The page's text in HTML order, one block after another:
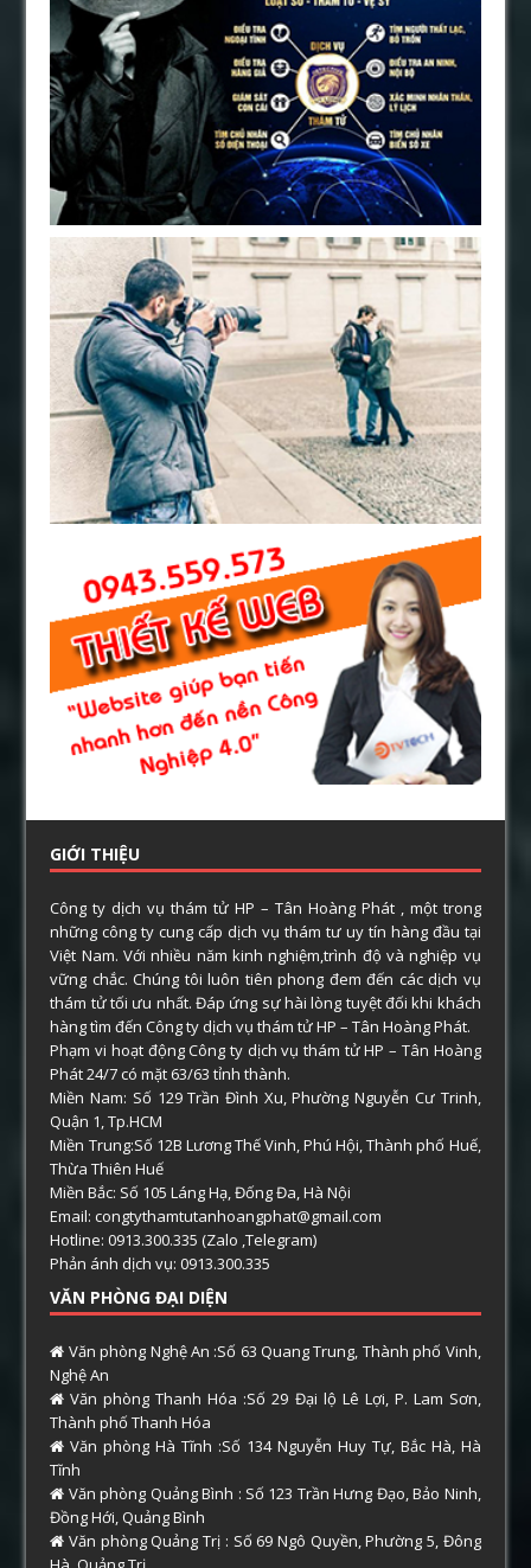
GIỚI THIỆU
Công ty dịch vụ thám tử HP – Tân Hoàng Phát , một trong
những công ty cung cấp dịch vụ thám tư uy tín hàng đầu tại
Việt Nam. Với nhiều năm kinh nghiệm,trình độ và nghiệp vụ
vững chắc. Chúng tôi luôn tiên phong đem đến các dịch vụ
thám tử tối ưu nhất. Đáp ứng sự hài lòng tuyệt đối khi khách
hàng tìm đến Công ty dịch vụ thám tử HP – Tân Hoàng Phát.
Phạm vi hoạt động Công ty dịch vụ thám tử HP – Tân Hoàng
Phát 24/7 có mặt 63/63 tỉnh thành.
Miền Nam: Số 129 Trần Đình Xu, Phường Nguyễn Cư Trinh,
Quận 1, Tp.HCM
Miền Trung:Số 12B Lương Thế Vinh, Phú Hội, Thành phố Huế,
Thừa Thiên Huế
Miền Bắc: Số 105 Láng Hạ, Đống Đa, Hà Nội
Email: congtythamtutanhoangphat@gmail.com
Hotline: 0913.300.335 (Zalo ,Telegram)
Phản ánh dịch vụ: 0913.300.335
VĂN PHÒNG ĐẠI DIỆN
Văn phòng Nghệ An :Số 63 Quang Trung, Thành phố Vinh,
Nghệ An
Văn phòng Thanh Hóa :Số 29 Đại lộ Lê Lợi, P. Lam Sơn,
Thành phố Thanh Hóa
Văn phòng Hà Tĩnh :Số 134 Nguyễn Huy Tự, Bắc Hà, Hà
Tĩnh
Văn phòng Quảng Bình : Số 123 Trần Hưng Đạo, Bảo Ninh,
Đồng Hới, Quảng Bình
Văn phòng Quảng Trị : Số 69 Ngô Quyền, Phường 5, Đông